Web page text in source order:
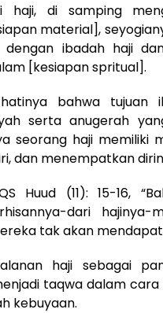
haji, di samping
material],
ibadah haji
[kesiapan spritual].
bahwa tujuan
serta anugerah
seorang haji memiliki
dan menempatkan
Huud (11): 15-16,
dari
tak akan
haji sebagai
taqwa dalam
kebuyaan.